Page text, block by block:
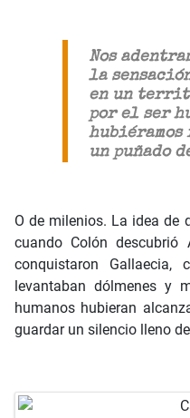
Nos
la
en un
por el ser
un puñado
O de milenios. La idea de
cuando Colón descubrió
conquistaron Gallaecia,
levantaban dólmenes y
humanos hubieran
guardar un silencio lleno